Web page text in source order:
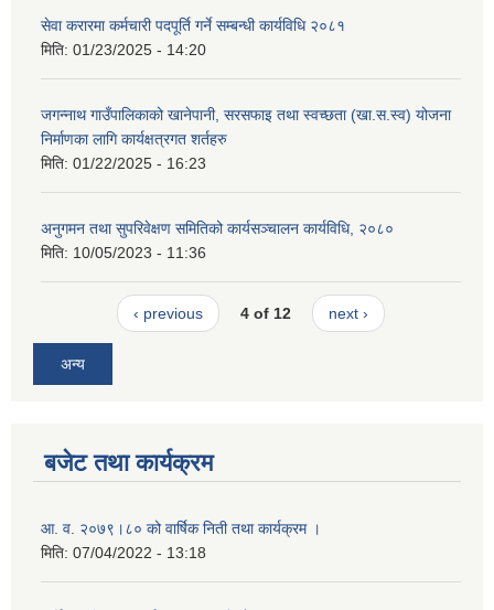
सेवा करारमा कर्मचारी पदपूर्ति गर्ने सम्बन्धी कार्यविधि २०८१
मिति: 01/23/2025 - 14:20
जगन्नाथ गाउँपालिकाको खानेपानी, सरसफाइ तथा स्वच्छता (खा.स.स्व) योजना
निर्माणका लागि कार्यक्षत्रगत शर्तहरु
मिति: 01/22/2025 - 16:23
अनुगमन तथा सुपरिवेक्षण समितिको कार्यसञ्चालन कार्यविधि, २०८०
मिति: 10/05/2023 - 11:36
‹ previous 4 of 12 next ›
अन्य
बजेट तथा कार्यक्रम
आ. व. २०७९।८० को वार्षिक निती तथा कार्यक्रम ।
मिति: 07/04/2022 - 13:18